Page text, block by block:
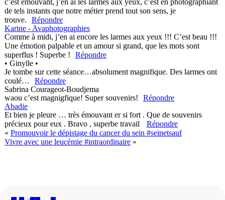
de tels instants que notre métier prend tout son sens, je
trouve.
Répondre
Karine - Avaphotographies
Comme à midi, j’en ai encore les larmes aux yeux !!! C’est beau !!!
Une émotion palpable et un amour si grand, que les mots sont
superflus ! Superbe !
Répondre
• Ginylle •
Je tombe sur cette séance…absolument magnifique. Des larmes ont
coulé…
Répondre
Sabrina Courageot-Boudjema
waou c’est magnigfique! Super souvenirs!
Répondre
Abadie
Et bien je pleure … très émouvant er si fort . Que de souvenirs
précieux pour eux . Bravo , superbe travail
Répondre
« Promouvoir le dépistage du cancer du sein #seinetsauf
Vivre avec une leucémie #intraordinaire »